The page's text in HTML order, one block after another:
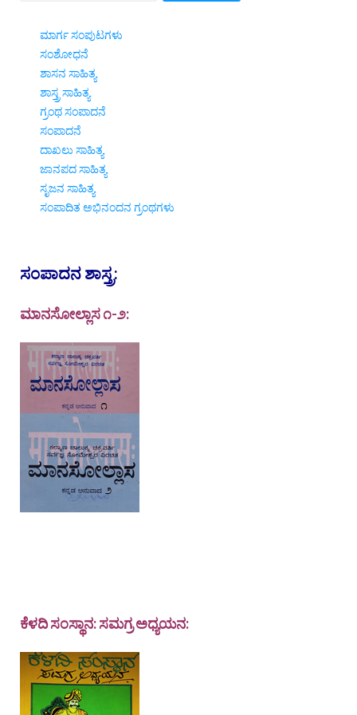
ಮಾರ್ಗ ಸಂಪುಟಗಳು
ಸಂಶೋಧನೆ
ಶಾಸನ ಸಾಹಿತ್ಯ
ಶಾಸ್ತ್ರ ಸಾಹಿತ್ಯ
ಗ್ರಂಥ ಸಂಪಾದನೆ
ಸಂಪಾದನೆ
ದಾಖಲು ಸಾಹಿತ್ಯ
ಜಾನಪದ ಸಾಹಿತ್ಯ
ಸೃಜನ ಸಾಹಿತ್ಯ
ಸಂಪಾದಿತ ಅಭಿನಂದನ ಗ್ರಂಥಗಳು
ಸಂಪಾದನ ಶಾಸ್ತ್ರ:
ಮಾನಸೋಲ್ಲಾಸ ೧-೨:
ಕೆಳದಿ ಸಂಸ್ಥಾನ: ಸಮಗ್ರ ಅಧ್ಯಯನ: